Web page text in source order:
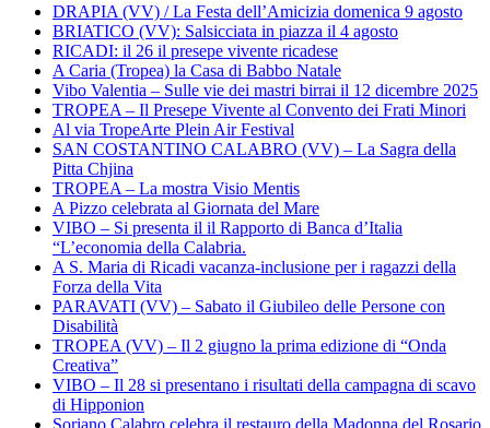
DRAPIA (VV) / La Festa dell’Amicizia domenica 9 agosto
BRIATICO (VV): Salsicciata in piazza il 4 agosto
RICADI: il 26 il presepe vivente ricadese
A Caria (Tropea) la Casa di Babbo Natale
Vibo Valentia – Sulle vie dei mastri birrai il 12 dicembre 2025
TROPEA – Il Presepe Vivente al Convento dei Frati Minori
Al via TropeArte Plein Air Festival
SAN COSTANTINO CALABRO (VV) – La Sagra della
Pitta Chjina
TROPEA – La mostra Visio Mentis
A Pizzo celebrata al Giornata del Mare
VIBO – Si presenta il il Rapporto di Banca d’Italia
“L’economia della Calabria.
A S. Maria di Ricadi vacanza-inclusione per i ragazzi della
Forza della Vita
PARAVATI (VV) – Sabato il Giubileo delle Persone con
Disabilità
TROPEA (VV) – Il 2 giugno la prima edizione di “Onda
Creativa”
VIBO – Il 28 si presentano i risultati della campagna di scavo
di Hipponion
Soriano Calabro celebra il restauro della Madonna del Rosario